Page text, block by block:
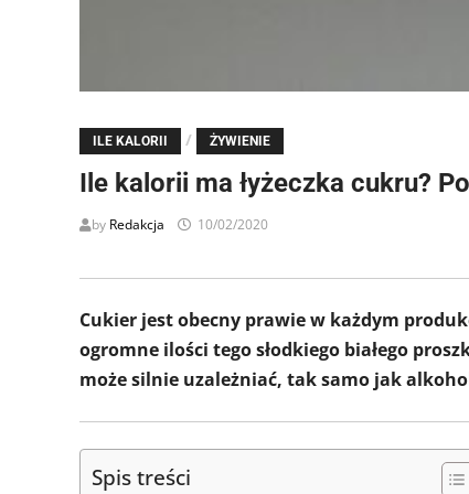
ILE KALORII / ŻYWIENIE
Ile kalorii ma łyżeczka cukru?
by Redakcja 10/02/2020
Cukier jest obecny prawie w każdym
ogromne ilości tego słodkiego białego
może silnie uzależniać, tak samo jak
Spis treści